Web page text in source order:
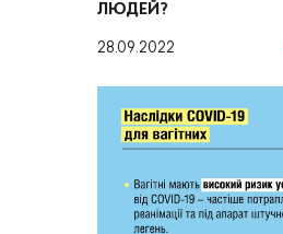
ЛЮДЕЙ?
28.09.2022